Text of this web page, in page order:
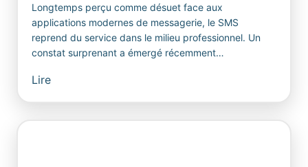
Longtemps perçu comme désuet face aux
applications modernes de messagerie, le SMS
reprend du service dans le milieu professionnel. Un
constat surprenant a émergé récemment…
Lire